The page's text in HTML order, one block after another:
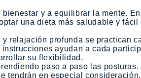
y a equilibrar la mente.
una dieta más saludable y fácil
relajación profunda se practican
ayudan a cada
su flexibilidad.
paso a paso las posturas.
tendrán en especial consideración.